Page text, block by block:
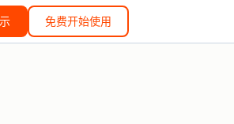
免费开始使用